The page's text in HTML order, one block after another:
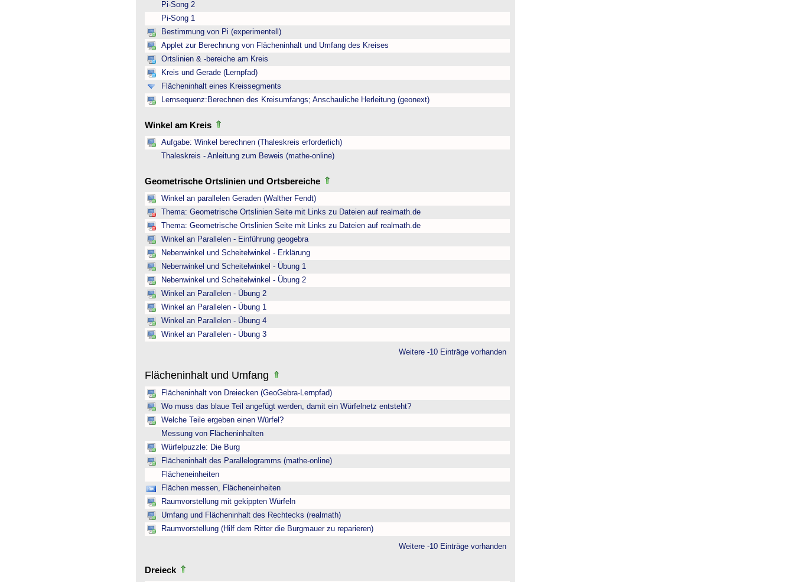
Pi-Song 2
Pi-Song 1
Bestimmung von Pi (experimentell)
Applet zur Berechnung von Flächeninhalt und Umfang des Kreises
Ortslinien & -bereiche am Kreis
Kreis und Gerade (Lernpfad)
Flächeninhalt eines Kreissegments
Lernsequenz:Berechnen des Kreisumfangs; Anschauliche Herleitung (geonext)
Winkel am Kreis
Aufgabe: Winkel berechnen (Thaleskreis erforderlich)
Thaleskreis - Anleitung zum Beweis (mathe-online)
Geometrische Ortslinien und Ortsbereiche
Winkel an parallelen Geraden (Walther Fendt)
Thema: Geometrische Ortslinien Seite mit Links zu Dateien auf realmath.de
Thema: Geometrische Ortslinien Seite mit Links zu Dateien auf realmath.de
Winkel an Parallelen - Einführung geogebra
Nebenwinkel und Scheitelwinkel - Erklärung
Nebenwinkel und Scheitelwinkel - Übung 1
Nebenwinkel und Scheitelwinkel - Übung 2
Winkel an Parallelen - Übung 2
Winkel an Parallelen - Übung 1
Winkel an Parallelen - Übung 4
Winkel an Parallelen - Übung 3
Weitere -10 Einträge vorhanden
Flächeninhalt und Umfang
Flächeninhalt von Dreiecken (GeoGebra-Lernpfad)
Wo muss das blaue Teil angefügt werden, damit ein Würfelnetz entsteht?
Welche Teile ergeben einen Würfel?
Messung von Flächeninhalten
Würfelpuzzle: Die Burg
Flächeninhalt des Parallelogramms (mathe-online)
Flächeneinheiten
Flächen messen, Flächeneinheiten
Raumvorstellung mit gekippten Würfeln
Umfang und Flächeninhalt des Rechtecks (realmath)
Raumvorstellung (Hilf dem Ritter die Burgmauer zu reparieren)
Weitere -10 Einträge vorhanden
Dreieck